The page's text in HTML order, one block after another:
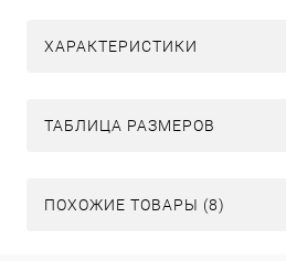
ХАРАКТЕРИСТИКИ
ТАБЛИЦА РАЗМЕРОВ
ПОХОЖИЕ ТОВАРЫ (8)